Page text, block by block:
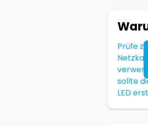
Prüfe
sollte
LED